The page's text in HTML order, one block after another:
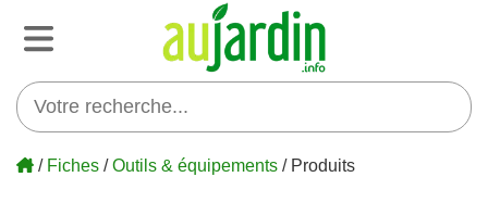
/ Fiches /Outils & équipements / Produits